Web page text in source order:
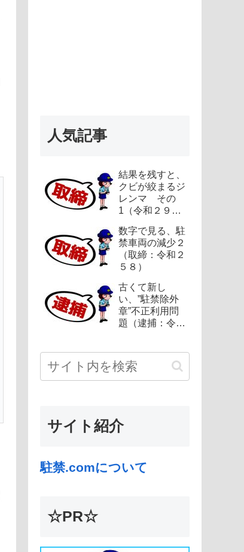
人気記事
結果を残すと、
クビが絞まるジ
レンマ その
1（令和２９
数字で見る、駐
禁車両の減少２
（取締：令和２
５８）
古くて新し
い、”駐禁除外
章”不正利用問
題（逮捕：令和
サイト紹介
駐禁.comについて
☆PR☆